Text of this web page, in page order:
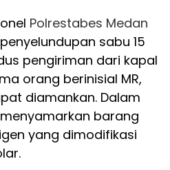
Polrestabes Medan
sabu 15
pengiriman dari kapal
orang berinisial MR,
diamankan. Dalam
barang
yang dimodifikasi